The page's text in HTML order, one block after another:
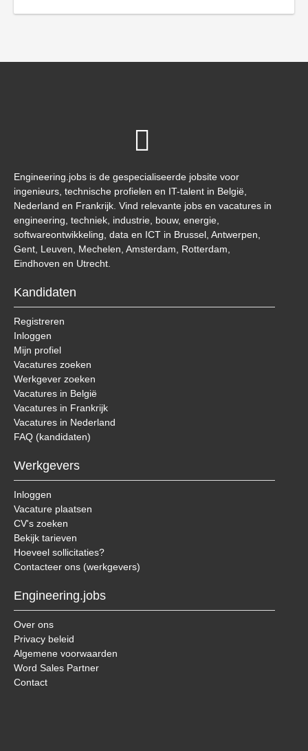
Engineering.jobs is de gespecialiseerde jobsite voor
ingenieurs, technische profielen en IT-talent in België,
Nederland en Frankrijk. Vind relevante jobs en vacatures in
engineering, techniek, industrie, bouw, energie,
softwareontwikkeling, data en ICT in Brussel, Antwerpen,
Gent, Leuven, Mechelen, Amsterdam, Rotterdam,
Eindhoven en Utrecht.
Kandidaten
Registreren
Inloggen
Mijn profiel
Vacatures zoeken
Werkgever zoeken
Vacatures in België
Vacatures in Frankrijk
Vacatures in Nederland
FAQ (kandidaten)
Werkgevers
Inloggen
Vacature plaatsen
CV's zoeken
Bekijk tarieven
Hoeveel sollicitaties?
Contacteer ons (werkgevers)
Engineering.jobs
Over ons
Privacy beleid
Algemene voorwaarden
Word Sales Partner
Contact